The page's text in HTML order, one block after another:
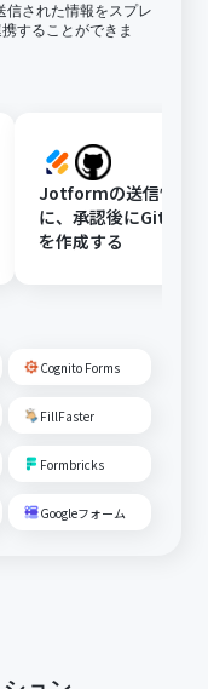
信された情報をスプレ
することができま
Jotformの送信情報
に、承認後にGitHub
を作成する
Cognito Forms
FillFaster
Formbricks
Googleフォーム